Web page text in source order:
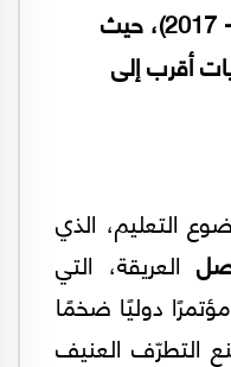
بعد احتلاله للمدينة (2014 - 2017)، حيث
أقرب إلى
التعليم، الذي
العريقة، التي
في العام 1967، مؤتمرًا دوليًا ضخمًا
التطرّف العنيف